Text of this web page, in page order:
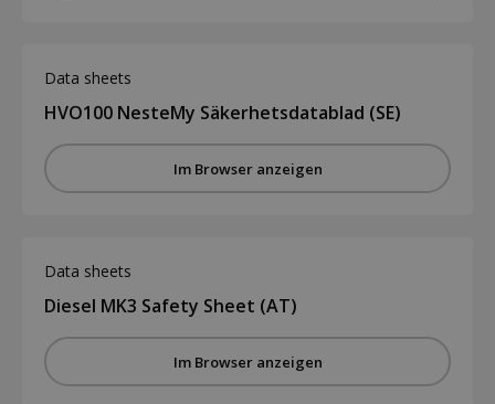
Data sheets
HVO100 NesteMy Säkerhetsdatablad (SE)
Im Browser anzeigen
Data sheets
Diesel MK3 Safety Sheet (AT)
Im Browser anzeigen